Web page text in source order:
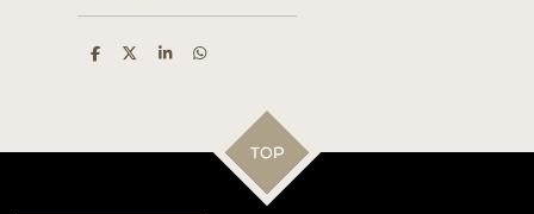
D
D
S
D
TOP